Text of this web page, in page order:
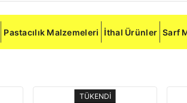
Pastacılık Malzemeleri İthal Ürünler Sarf
TÜKENDİ